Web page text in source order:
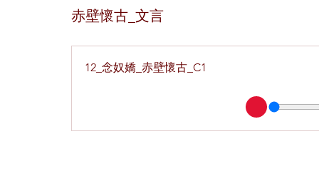
赤壁懷古_文言
12_念奴嬌_赤壁懷古_C1